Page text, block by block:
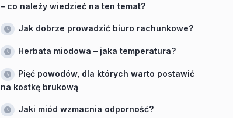
– co należy wiedzieć na ten temat?
Jak dobrze prowadzić biuro rachunkowe?
Herbata miodowa – jaka temperatura?
Pięć powodów, dla których warto postawić
na kostkę brukową
Jaki miód wzmacnia odporność?